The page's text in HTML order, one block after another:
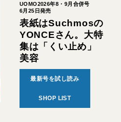
UOMO2026年8・9月合併号
6月25日発売
表紙はSuchmosの
YONCEさん。大特
集は「くい止め」
美容
最新号を試し読み
SHOP LIST